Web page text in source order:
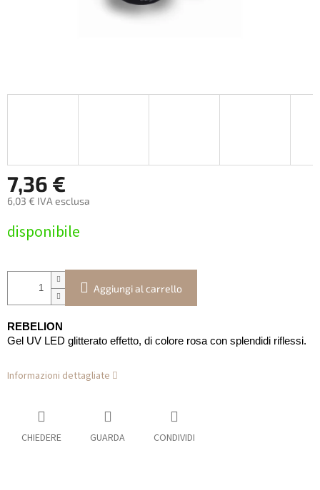
7,36 €
6,03 € IVA esclusa
della
disponibile
Aggiungi al carrello
REBELION
Gel UV LED glitterato effetto, di colore rosa con splendidi riflessi.
Informazioni dettagliate
CHIEDERE GUARDA CONDIVIDI